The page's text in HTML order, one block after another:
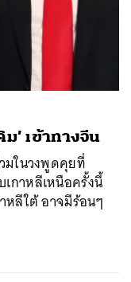
’ เข้าทางจีน
มในวงพูดคุยที่
เกาหลีเหนือครั้งนี้
ลีใต้ อาจมีร้อนๆ